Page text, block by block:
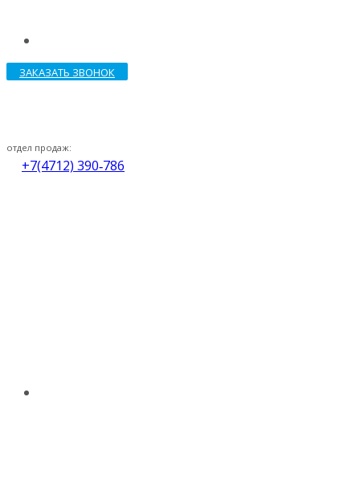
ЗАКАЗАТЬ ЗВОНОК
отдел продаж:
+7(4712) 390‑786